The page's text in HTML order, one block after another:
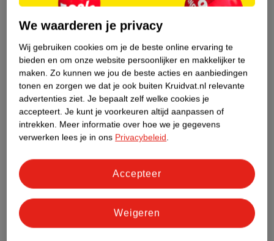
Productinformatie
Etiketinformatie
Nature Impact Score
Dit product heeft (nog) geen Nature
Impact Score.
Meer informatie
Bestel & Bezorginformatie
Bekijk ook
We waarderen je privacy
Wij gebruiken cookies om je de beste online ervaring te
bieden en om onze website persoonlijker en makkelijker te
maken. Zo kunnen we jou de beste acties en aanbiedingen
tonen en zorgen we dat je ook buiten Kruidvat.nl relevante
advertenties ziet. Je bepaalt zelf welke cookies je
accepteert. Je kunt je voorkeuren altijd aanpassen of
intrekken. Meer informatie over hoe we je gegevens
verwerken lees je in ons Privacybeleid.
Weigeren
Accepteer